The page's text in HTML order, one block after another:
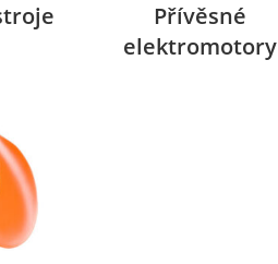
Přívěsné
elektromotory